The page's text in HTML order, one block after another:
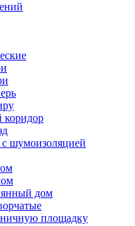
коридор
с шумоизоляцией
дом
площадку